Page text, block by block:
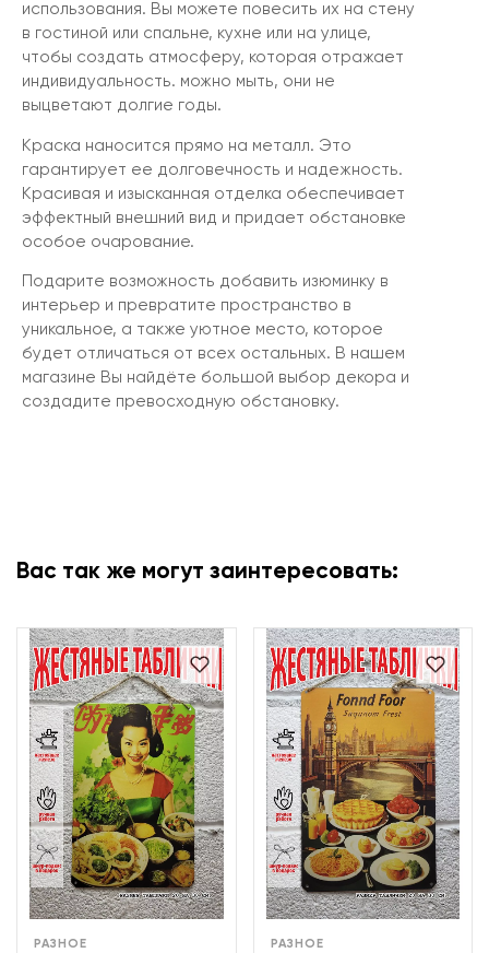
использования. Вы можете повесить их на стену
в гостиной или спальне, кухне или на улице,
чтобы создать атмосферу, которая отражает
индивидуальность. можно мыть, они не
выцветают долгие годы.
Краска наносится прямо на металл. Это
гарантирует ее долговечность и надежность.
Красивая и изысканная отделка обеспечивает
эффектный внешний вид и придает обстановке
особое очарование.
Подарите возможность добавить изюминку в
интерьер и превратите пространство в
уникальное, а также уютное место, которое
будет отличаться от всех остальных. В нашем
магазине Вы найдёте большой выбор декора и
создадите превосходную обстановку.
Вас так же могут заинтересовать:
РАЗНОЕ РАЗНОЕ